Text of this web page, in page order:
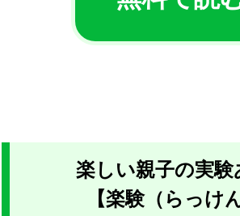
楽しい親子の実験
【楽験（らっけ